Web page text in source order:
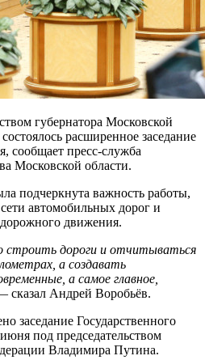
губернатора Московской
расширенное заседание
сообщает пресс-служба
Московской области.
подчеркнута важность работы,
автомобильных дорог и
дорожного движения.
строить дороги и отчитываться
а создавать
а самое главное,
сказал Андрей Воробьёв.
заседание Государственного
под председательством
Владимира Путина.